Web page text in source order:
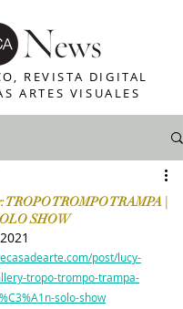
REVISTA DIGITAL
ARTES VISUALES
TROMPO TRAMPA |
SHOW
post/lucy-
tropo-trompo-trampa-
solo-show